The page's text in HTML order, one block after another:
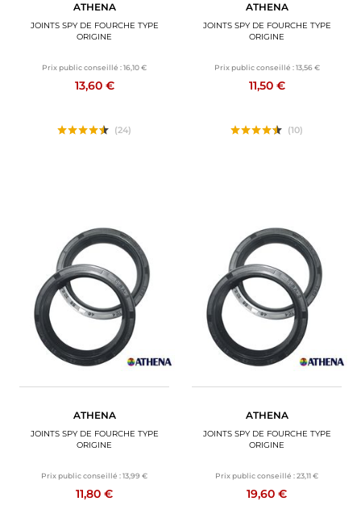
MARQUES
CONSEILS
ATHENA
JOINTS SPY DE FOURCHE TYPE
ORIGINE
Prix public conseillé :16,10 €
13,60 €
(24)
ATHENA
JOINTS SPY DE FOURCHE TYPE
ORIGINE
Prix public conseillé : 13,56 €
11,50 €
(10)
ATHENA
JOINTS SPY DE FOURCHE TYPE
ORIGINE
Prix public conseillé :13,99 €
11,80 €
ATHENA
JOINTS SPY DE FOURCHE TYPE
ORIGINE
Prix public conseillé :23,11 €
19,60 €